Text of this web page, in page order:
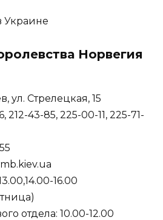
Украине
Норвегия
ул. Стрелецкая, 15
212-43-85, 225-00-11, 225-71-
16.00
отдела: 10.00-12.00